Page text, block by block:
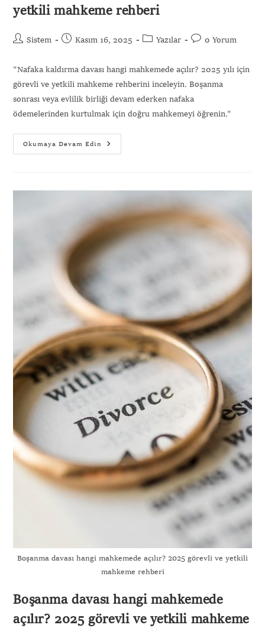
yetkili mahkeme rehberi
Sistem Kasım 16, 2025 Yazılar 0 Yorum
"Nafaka kaldırma davası hangi mahkemede açılır? 2025 yılı için
görevli ve yetkili mahkeme rehberini inceleyin. Boşanma
sonrası veya evlilik birliği devam ederken nafaka
ödemelerinden kurtulmak için doğru mahkemeyi öğrenin."
Okumaya Devam Edin
Boşanma davası hangi mahkemede açılır? 2025 görevli ve yetkili
mahkeme rehberi
Boşanma davası hangi mahkemede
açılır? 2025 görevli ve yetkili mahkeme